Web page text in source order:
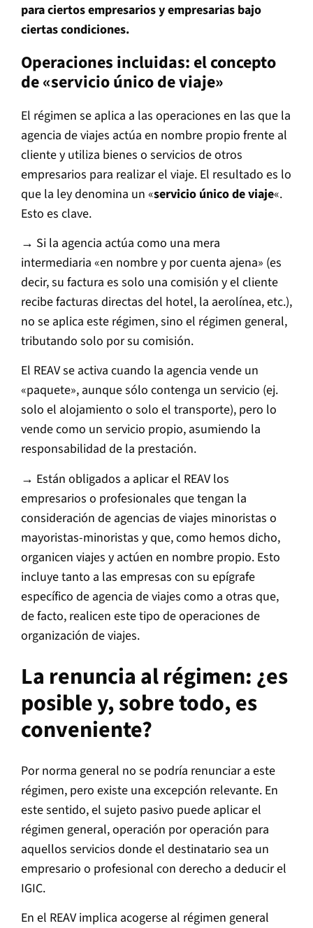
para ciertos empresarios y empresarias bajo
ciertas condiciones.
Operaciones incluidas: el concepto
de «servicio único de viaje»
El régimen se aplica a las operaciones en las que la
agencia de viajes actúa en nombre propio frente al
cliente y utiliza bienes o servicios de otros
empresarios para realizar el viaje. El resultado es lo
que la ley denomina un «servicio único de viaje«.
Esto es clave.
→ Si la agencia actúa como una mera
intermediaria «en nombre y por cuenta ajena» (es
decir, su factura es solo una comisión y el cliente
recibe facturas directas del hotel, la aerolínea, etc.),
no se aplica este régimen, sino el régimen general,
tributando solo por su comisión.
El REAV se activa cuando la agencia vende un
«paquete», aunque sólo contenga un servicio (ej.
solo el alojamiento o solo el transporte), pero lo
vende como un servicio propio, asumiendo la
responsabilidad de la prestación.
→ Están obligados a aplicar el REAV los
empresarios o profesionales que tengan la
consideración de agencias de viajes minoristas o
mayoristas-minoristas y que, como hemos dicho,
organicen viajes y actúen en nombre propio. Esto
incluye tanto a las empresas con su epígrafe
específico de agencia de viajes como a otras que,
de facto, realicen este tipo de operaciones de
organización de viajes.
La renuncia al régimen: ¿es
posible y, sobre todo, es
conveniente?
Por norma general no se podría renunciar a este
régimen, pero existe una excepción relevante. En
este sentido, el sujeto pasivo puede aplicar el
régimen general, operación por operación para
aquellos servicios donde el destinatario sea un
empresario o profesional con derecho a deducir el
IGIC.
En el REAV implica acogerse al régimen general